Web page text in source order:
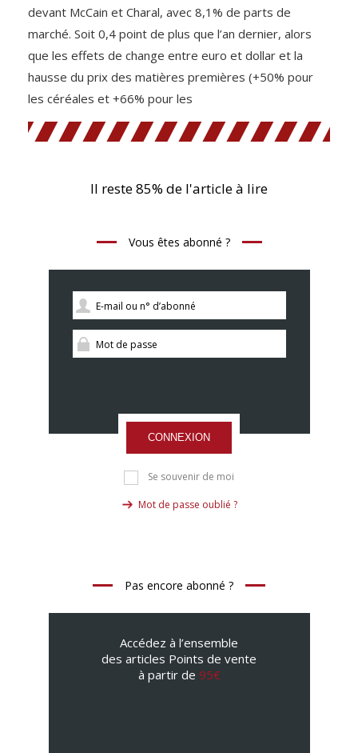
devant McCain et Charal, avec 8,1% de parts de
marché. Soit 0,4 point de plus que l’an dernier, alors
que les effets de change entre euro et dollar et la
hausse du prix des matières premières (+50% pour
les céréales et +66% pour les
Il reste 85% de l'article à lire
Vous êtes abonné ?
CONNEXION
Se souvenir de moi
Mot de passe oublié ?
Pas encore abonné ?
Accédez à l’ensemble
des articles Points de vente
à partir de 95€